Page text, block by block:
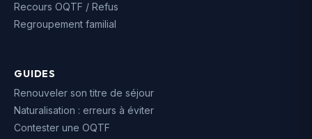
Recours OQTF / Refus
Regroupement familial
GUIDES
Renouveler son titre de séjour
Naturalisation : erreurs à éviter
Contester une OQTF